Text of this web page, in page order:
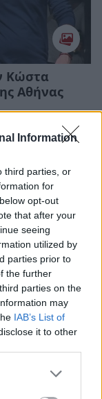
Information
third parties, or
for
opt-out
that after your
seeing
utilized by
parties prior to
the further
parties on the
may
IAB’s List of
it to other
Κώστα
Αθήνας